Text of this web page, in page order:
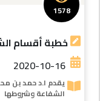
خطبة أقسام
2020-10-16
يقدم ا.د حمد بن
الشفاعة وشروطها
1578